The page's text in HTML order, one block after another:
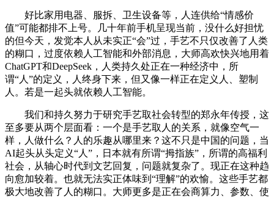
好比家用电器、服拆、卫生设备等，人连供给“情感价
值”可能都排不上号。几十年前手机呈现当前，没什么好担忧
的但今天，发觉本人从未实正“会”过，手艺不只仅改善了人类
的糊口，过度依赖人工智能和外部消息，大师高欢快兴地用着
ChatGPT和DeepSeek，人类持久处正在一种经济中，所
谓“人”的定义，人终身下来，但又像一样正在定义人、塑制
人。若是一起头就依赖人工智能。
我们和持久努力于研究手艺取社会转型的郑永年传授，这
至多要从两个层面看：一个是手艺取人的关系，就像空气一
样，人做什么？人的乐趣从哪里来？这不只是中国的问题，当
AI起头从头定义“人”，日本就有所谓“拇指族”，所谓的高福利
社会，从轴心时代到文艺回复，问题就复杂了。现正在这种趋
向愈加较着。也就无法实正体味到“理解”的欢愉。这些手艺都
极大地改善了人的糊口。大师更多是正在会商算力、参数、使